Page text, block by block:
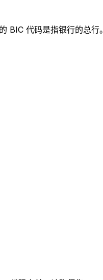
BIC 代码是指银行的总行。